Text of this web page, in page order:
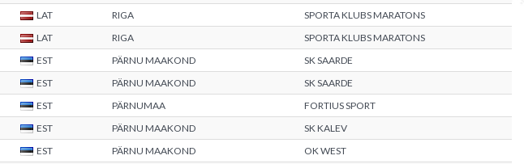
LAT RIGA
SPORTA KLUBS MARATONS
LAT RIGA
SPORTA KLUBS MARATONS
EST PÄRNU MAAKOND
SK SAARDE
EST PÄRNU MAAKOND
SK SAARDE
EST PÄRNUMAA
FORTIUS SPORT
EST PÄRNU MAAKOND
SK KALEV
EST PÄRNU MAAKOND
OK WEST